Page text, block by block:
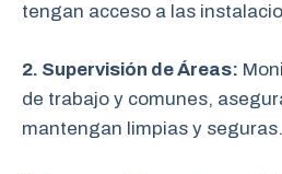
tengan acceso a las
2. Supervisión de Áreas:
de trabajo y comunes,
mantengan limpias y seguras.